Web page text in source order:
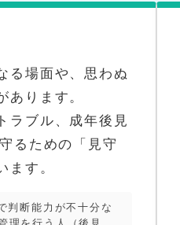
る場面や、思わぬ
あります。
ラブル、成年後見
るための「見守
ます。
判断能力が不十分な